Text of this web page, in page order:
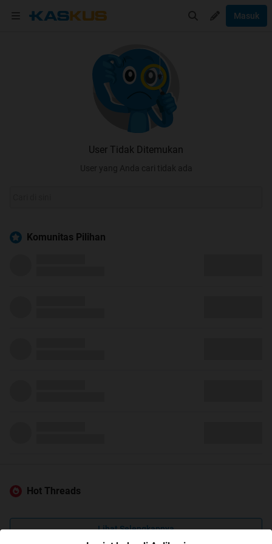
Masuk
User Tidak Ditemukan
User yang Anda cari tidak ada
Komunitas Pilihan
Hot Threads
Lihat Selengkapnya